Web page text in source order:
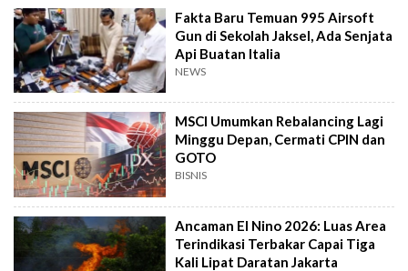
Fakta Baru Temuan 995 Airsoft
Gun di Sekolah Jaksel, Ada Senjata
Api Buatan Italia
NEWS
MSCI Umumkan Rebalancing Lagi
Minggu Depan, Cermati CPIN dan
GOTO
BISNIS
Ancaman El Nino 2026: Luas Area
Terindikasi Terbakar Capai Tiga
Kali Lipat Daratan Jakarta